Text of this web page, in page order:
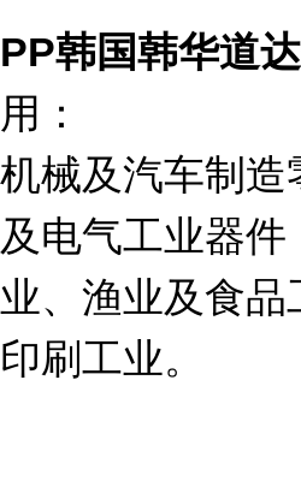
PP韩国韩华道
用：
机械及汽车制
及电气工业器
业、渔业及食
印刷工业。